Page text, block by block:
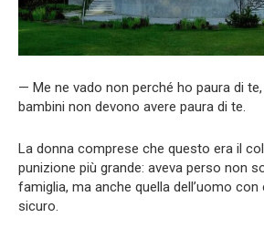
— Me ne vado non perché ho paura di
bambini non devono avere paura di te.
La donna comprese che questo era il
punizione più grande: aveva perso non
famiglia, ma anche quella dell’uomo con
sicuro.